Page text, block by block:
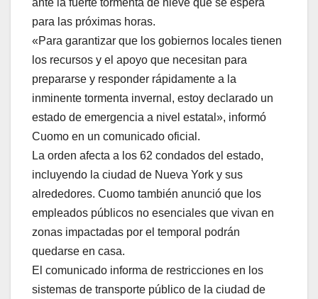
ante la fuerte tormenta de nieve que se espera
para las próximas horas.
«Para garantizar que los gobiernos locales tienen
los recursos y el apoyo que necesitan para
prepararse y responder rápidamente a la
inminente tormenta invernal, estoy declarado un
estado de emergencia a nivel estatal», informó
Cuomo en un comunicado oficial.
La orden afecta a los 62 condados del estado,
incluyendo la ciudad de Nueva York y sus
alrededores. Cuomo también anunció que los
empleados públicos no esenciales que vivan en
zonas impactadas por el temporal podrán
quedarse en casa.
El comunicado informa de restricciones en los
sistemas de transporte público de la ciudad de